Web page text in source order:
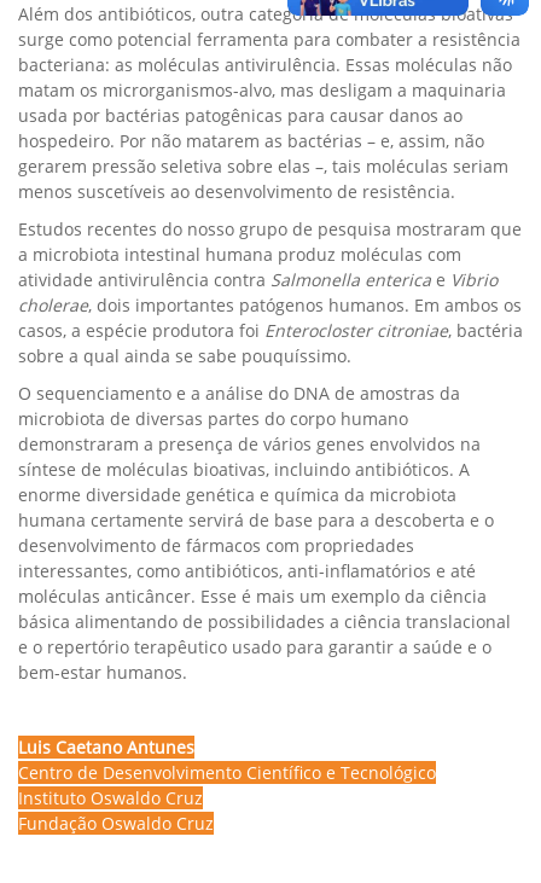
Além dos antibióticos, outra categoria de moléculas bioativas
surge como potencial ferramenta para combater a resistência
bacteriana: as moléculas antivirulência. Essas moléculas não
matam os microrganismos-alvo, mas desligam a maquinaria
usada por bactérias patogênicas para causar danos ao
hospedeiro. Por não matarem as bactérias – e, assim, não
gerarem pressão seletiva sobre elas –, tais moléculas seriam
menos suscetíveis ao desenvolvimento de resistência.
Estudos recentes do nosso grupo de pesquisa mostraram que
a microbiota intestinal humana produz moléculas com
atividade antivirulência contra Salmonella enterica e Vibrio
cholerae, dois importantes patógenos humanos. Em ambos os
casos, a espécie produtora foi Enterocloster citroniae, bactéria
sobre a qual ainda se sabe pouquíssimo.
O sequenciamento e a análise do DNA de amostras da
microbiota de diversas partes do corpo humano
demonstraram a presença de vários genes envolvidos na
síntese de moléculas bioativas, incluindo antibióticos. A
enorme diversidade genética e química da microbiota
humana certamente servirá de base para a descoberta e o
desenvolvimento de fármacos com propriedades
interessantes, como antibióticos, anti-inflamatórios e até
moléculas anticâncer. Esse é mais um exemplo da ciência
básica alimentando de possibilidades a ciência translacional
e o repertório terapêutico usado para garantir a saúde e o
bem-estar humanos.
Luis Caetano Antunes
Centro de Desenvolvimento Científico e Tecnológico
Instituto Oswaldo Cruz
Fundação Oswaldo Cruz